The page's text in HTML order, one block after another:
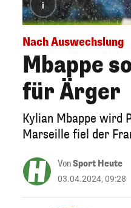
i
Nach Auswechslung
Mbappe
für Ärger
Kylian Mbappe wird
Marseille fiel der
VonSport Heute
03.04.2024, 09:28